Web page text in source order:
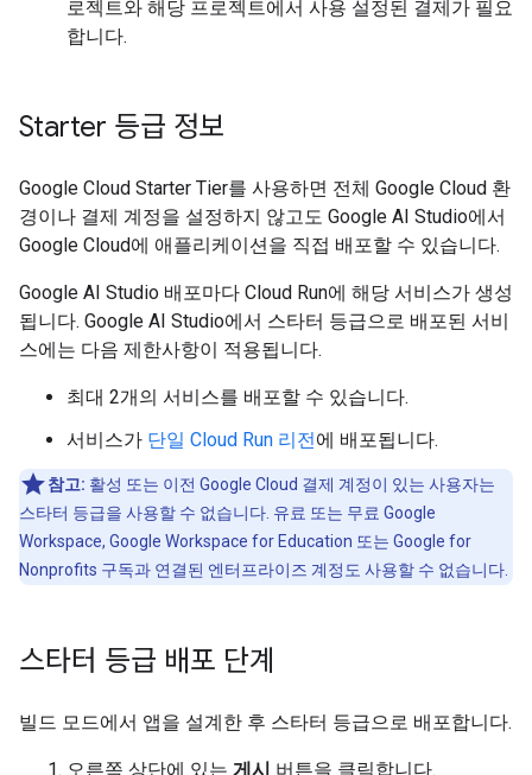
로젝트와 해당 프로젝트에서 사용 설정된 결제가 필요
합니다.
Starter 등급 정보
Google Cloud Starter Tier를 사용하면 전체 Google Cloud 환
경이나 결제 계정을 설정하지 않고도 Google AI Studio에서
Google Cloud에 애플리케이션을 직접 배포할 수 있습니다.
Google AI Studio 배포마다 Cloud Run에 해당 서비스가 생성
됩니다. Google AI Studio에서 스타터 등급으로 배포된 서비
스에는 다음 제한사항이 적용됩니다.
최대 2개의 서비스를 배포할 수 있습니다.
서비스가 단일 Cloud Run 리전에 배포됩니다.
참고: 활성 또는 이전 Google Cloud 결제 계정이 있는 사용자는
스타터 등급을 사용할 수 없습니다. 유료 또는 무료 Google
Workspace, Google Workspace for Education 또는 Google for
Nonprofits 구독과 연결된 엔터프라이즈 계정도 사용할 수 없습니다.
스타터 등급 배포 단계
빌드 모드에서 앱을 설계한 후 스타터 등급으로 배포합니다.
오른쪽 상단에 있는 게시 버튼을 클릭합니다.